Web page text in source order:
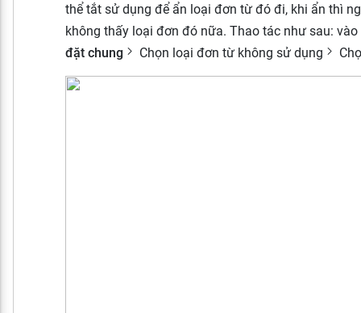
thể tắt sử dụng để ẩn loại đơn từ đó đi, khi ẩn thì
không thấy loại đơn đó nữa. Thao tác như sau: vào
đặt chung
Chọn loại đơn từ không sử dụng